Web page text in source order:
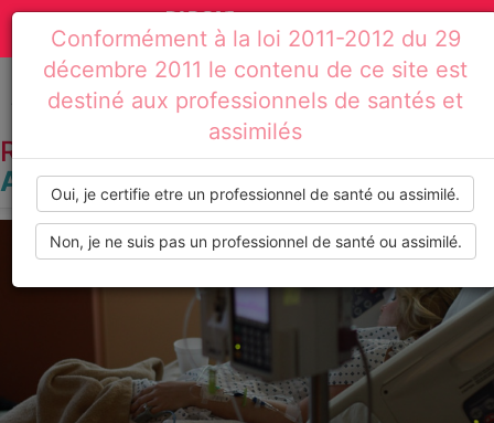
Toggle
navigation
Actualités
médicales,
dossiers
thématiques,
formations,
recommandations
Accueil Résultats de recherche : anesthésie péridurale
RECHERCHE PAR TAG :
ANESTHÉSIE PÉRIDURALE
Conformément à la loi 2011-2012 du 29
décembre 2011 le contenu de ce site est
destiné aux professionnels de santés et
assimilés
Oui, je certifie etre un professionnel de santé ou assimilé.
Non, je ne suis pas un professionnel de santé ou assimilé.